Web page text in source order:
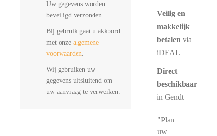
Uw gegevens worden
beveiligd verzonden.
Bij gebruik gaat u akkoord
met onze algemene
voorwaarden.
Wij gebruiken uw
gegevens uitsluitend om
uw aanvraag te verwerken.
Veilig en
makkelijk
betalen via
iDEAL
Direct
beschikbaar
in Gendt
"Plan
uw